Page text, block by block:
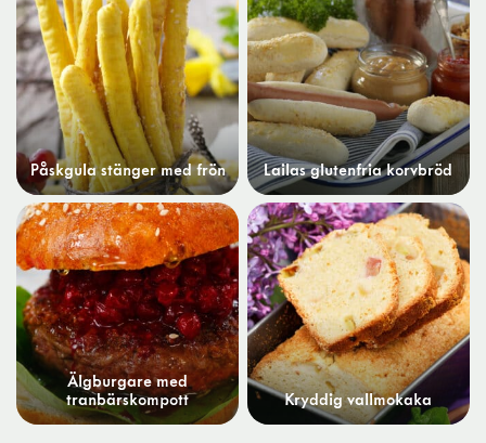
Påskgula stänger med frön Lailas glutenfria korvbröd
Älgburgare med
tranbärskompott
Kryddig vallmokaka